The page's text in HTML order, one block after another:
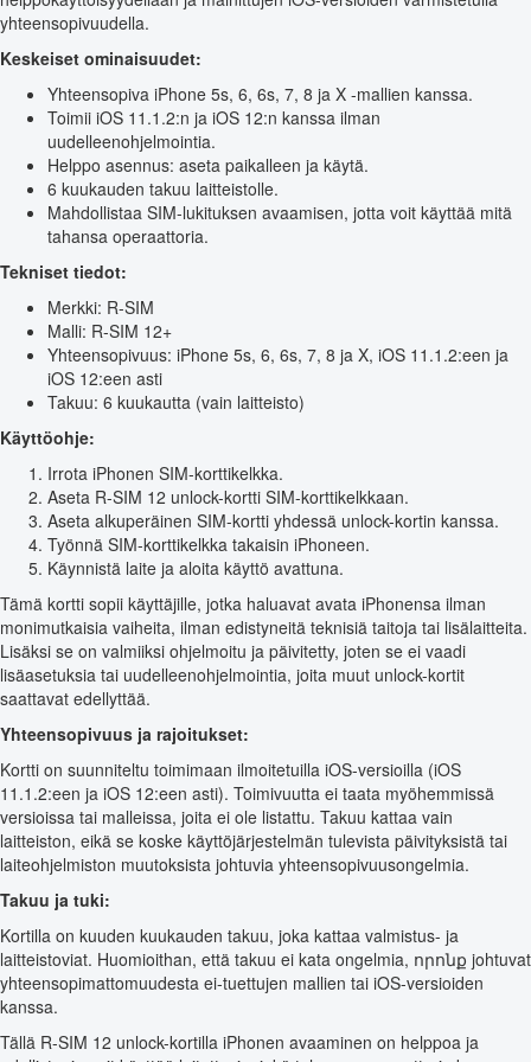
yhteensopivuudella.
Keskeiset ominaisuudet:
Yhteensopiva iPhone 5s, 6, 6s, 7, 8 ja X -mallien kanssa.
Toimii iOS 11.1.2:n ja iOS 12:n kanssa ilman
uudelleenohjelmointia.
Helppo asennus: aseta paikalleen ja käytä.
6 kuukauden takuu laitteistolle.
Mahdollistaa SIM-lukituksen avaamisen, jotta voit käyttää mitä
tahansa operaattoria.
Tekniset tiedot:
Merkki: R-SIM
Malli: R-SIM 12+
Yhteensopivuus: iPhone 5s, 6, 6s, 7, 8 ja X, iOS 11.1.2:een ja
iOS 12:een asti
Takuu: 6 kuukautta (vain laitteisto)
Käyttöohje:
Irrota iPhonen SIM-korttikelkka.
Aseta R-SIM 12 unlock-kortti SIM-korttikelkkaan.
Aseta alkuperäinen SIM-kortti yhdessä unlock-kortin kanssa.
Työnnä SIM-korttikelkka takaisin iPhoneen.
Käynnistä laite ja aloita käyttö avattuna.
Tämä kortti sopii käyttäjille, jotka haluavat avata iPhonensa ilman
monimutkaisia vaiheita, ilman edistyneitä teknisiä taitoja tai lisälaitteita.
Lisäksi se on valmiiksi ohjelmoitu ja päivitetty, joten se ei vaadi
lisäasetuksia tai uudelleenohjelmointia, joita muut unlock-kortit
saattavat edellyttää.
Yhteensopivuus ja rajoitukset:
Kortti on suunniteltu toimimaan ilmoitetuilla iOS-versioilla (iOS
11.1.2:een ja iOS 12:een asti). Toimivuutta ei taata myöhemmissä
versioissa tai malleissa, joita ei ole listattu. Takuu kattaa vain
laitteiston, eikä se koske käyttöjärjestelmän tulevista päivityksistä tai
laiteohjelmiston muutoksista johtuvia yhteensopivuusongelmia.
Takuu ja tuki:
Kortilla on kuuden kuukauden takuu, joka kattaa valmistus- ja
laitteistoviat. Huomioithan, että takuu ei kata ongelmia, որոնք johtuvat
yhteensopimattomuudesta ei-tuettujen mallien tai iOS-versioiden
kanssa.
Tällä R-SIM 12 unlock-kortilla iPhonen avaaminen on helppoa ja